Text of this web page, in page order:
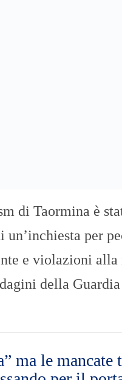
di Taormina è
per
e violazioni
della
ma le mancate